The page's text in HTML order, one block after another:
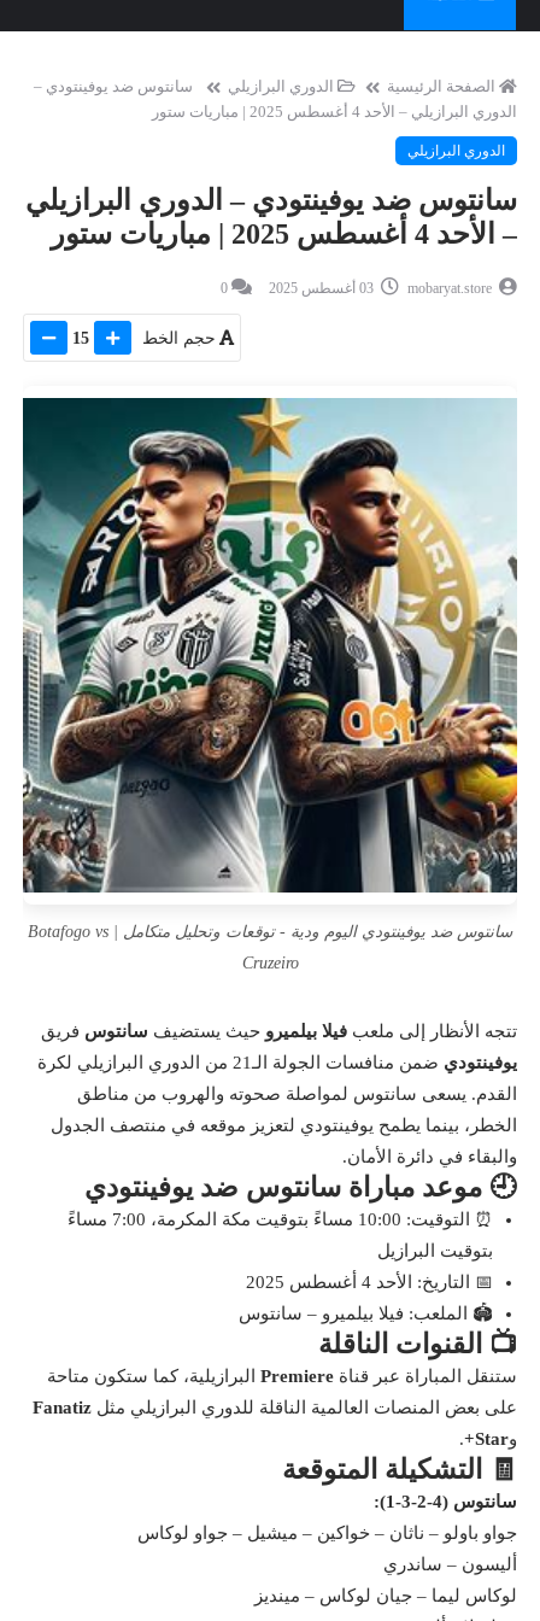
الصفحة الرئيسية الدوري البرازيلي
سانتوس ضد يوفينتودي –
الدوري البرازيلي – الأحد 4 أغسطس 2025 | مباريات ستور
الدوري البرازيلي
سانتوس ضد يوفينتودي – الدوري البرازيلي
– الأحد 4 أغسطس 2025 | مباريات ستور
mobaryat.store
0
حجم الخط 15
سانتوس ضد يوفينتودي اليوم ودية - توقعات وتحليل متكامل | Botafogo vs
Cruzeiro
تتجه الأنظار إلى ملعب فيلا بيلميرو حيث يستضيف سانتوس فريق
يوفينتودي
ضمن منافسات الجولة الـ21 من الدوري البرازيلي لكرة
القدم. يسعى سانتوس لمواصلة صحوته والهروب من مناطق
الخطر، بينما يطمح يوفينتودي لتعزيز موقعه في منتصف الجدول
والبقاء في دائرة الأمان.
🕘 موعد مباراة سانتوس ضد يوفينتودي
⏰ التوقيت: 10:00 مساءً بتوقيت مكة المكرمة، 7:00 مساءً
بتوقيت البرازيل
📅 التاريخ: الأحد 4 أغسطس 2025
🏟️ الملعب: فيلا بيلميرو – سانتوس
📺 القنوات الناقلة
ستنقل المباراة عبر قناة Premiereالبرازيلية، كما ستكون متاحة
على بعض المنصات العالمية الناقلة للدوري البرازيلي مثل Fanatiz
وStar+
.
🧾 التشكيلة المتوقعة
سانتوس (4-2-3-1):
جواو باولو – ناثان – خواكين – ميشيل – جواو لوكاس
أليسون – ساندري
لوكاس ليما – جيان لوكاس – مينديز